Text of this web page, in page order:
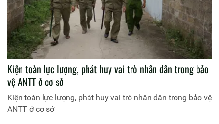
Kiện toàn lực lượng, phát huy vai trò nhân dân trong bảo
vệ ANTT ở cơ sở
Kiện toàn lực lượng, phát huy vai trò nhân dân trong bảo vệ
ANTT ở cơ sở